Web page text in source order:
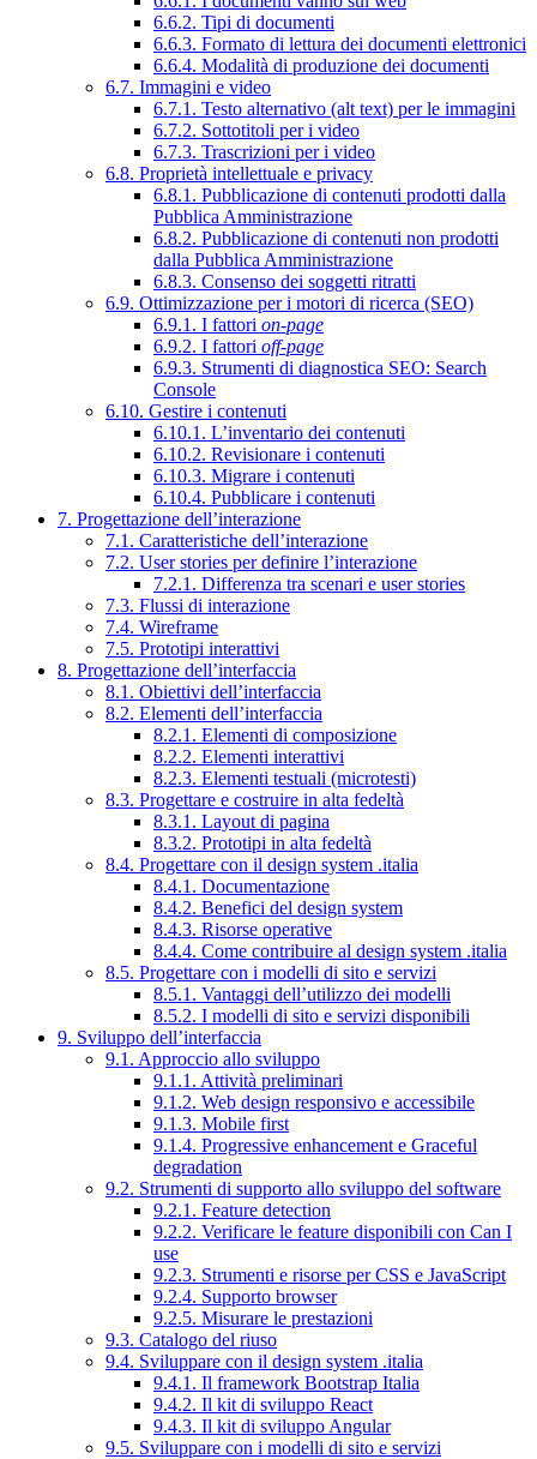
6.6.2. Tipi di documenti
6.6.3. Formato di lettura dei documenti elettronici
6.6.4. Modalità di produzione dei documenti
6.7. Immagini e video
6.7.1. Testo alternativo (alt text) per le immagini
6.7.2. Sottotitoli per i video
6.7.3. Trascrizioni per i video
6.8. Proprietà intellettuale e privacy
6.8.1. Pubblicazione di contenuti prodotti dalla
Pubblica Amministrazione
6.8.2. Pubblicazione di contenuti non prodotti
dalla Pubblica Amministrazione
6.8.3. Consenso dei soggetti ritratti
6.9. Ottimizzazione per i motori di ricerca (SEO)
6.9.1. I fattori on-page
6.9.2. I fattori off-page
6.9.3. Strumenti di diagnostica SEO: Search
Console
6.10. Gestire i contenuti
6.10.1. L’inventario dei contenuti
6.10.2. Revisionare i contenuti
6.10.3. Migrare i contenuti
6.10.4. Pubblicare i contenuti
7. Progettazione dell’interazione
7.1. Caratteristiche dell’interazione
7.2. User stories per definire l’interazione
7.2.1. Differenza tra scenari e user stories
7.3. Flussi di interazione
7.4. Wireframe
7.5. Prototipi interattivi
8. Progettazione dell’interfaccia
8.1. Obiettivi dell’interfaccia
8.2. Elementi dell’interfaccia
8.2.1. Elementi di composizione
8.2.2. Elementi interattivi
8.2.3. Elementi testuali (microtesti)
8.3. Progettare e costruire in alta fedeltà
8.3.1. Layout di pagina
8.3.2. Prototipi in alta fedeltà
8.4. Progettare con il design system .italia
8.4.1. Documentazione
8.4.2. Benefici del design system
8.4.3. Risorse operative
8.4.4. Come contribuire al design system .italia
8.5. Progettare con i modelli di sito e servizi
8.5.1. Vantaggi dell’utilizzo dei modelli
8.5.2. I modelli di sito e servizi disponibili
9. Sviluppo dell’interfaccia
9.1. Approccio allo sviluppo
9.1.1. Attività preliminari
9.1.2. Web design responsivo e accessibile
9.1.3. Mobile first
9.1.4. Progressive enhancement e Graceful
degradation
9.2. Strumenti di supporto allo sviluppo del software
9.2.1. Feature detection
9.2.2. Verificare le feature disponibili con Can I
use
9.2.3. Strumenti e risorse per CSS e JavaScript
9.2.4. Supporto browser
9.2.5. Misurare le prestazioni
9.3. Catalogo del riuso
9.4. Sviluppare con il design system .italia
9.4.1. Il framework Bootstrap Italia
9.4.2. Il kit di sviluppo React
9.4.3. Il kit di sviluppo Angular
9.5. Sviluppare con i modelli di sito e servizi